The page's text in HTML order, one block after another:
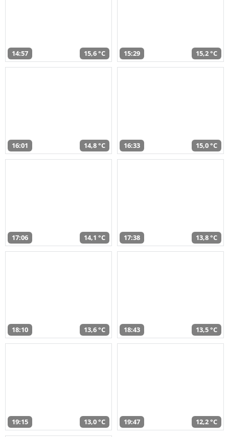
14:57 15,6 °C 15:29 15,2 °C
16:01 14,8 °C 16:33 15,0 °C
17:06 14,1 °C 17:38 13,8 °C
18:10 13,6 °C 18:43 13,5 °C
19:15 13,0 °C 19:47 12,2 °C